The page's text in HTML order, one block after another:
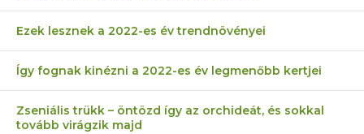
Ezek lesznek a 2022-es év trendnövényei
Így fognak kinézni a 2022-es év legmenőbb kertjei
Zseniális trükk – öntözd így az orchideát, és sokkal
tovább virágzik majd